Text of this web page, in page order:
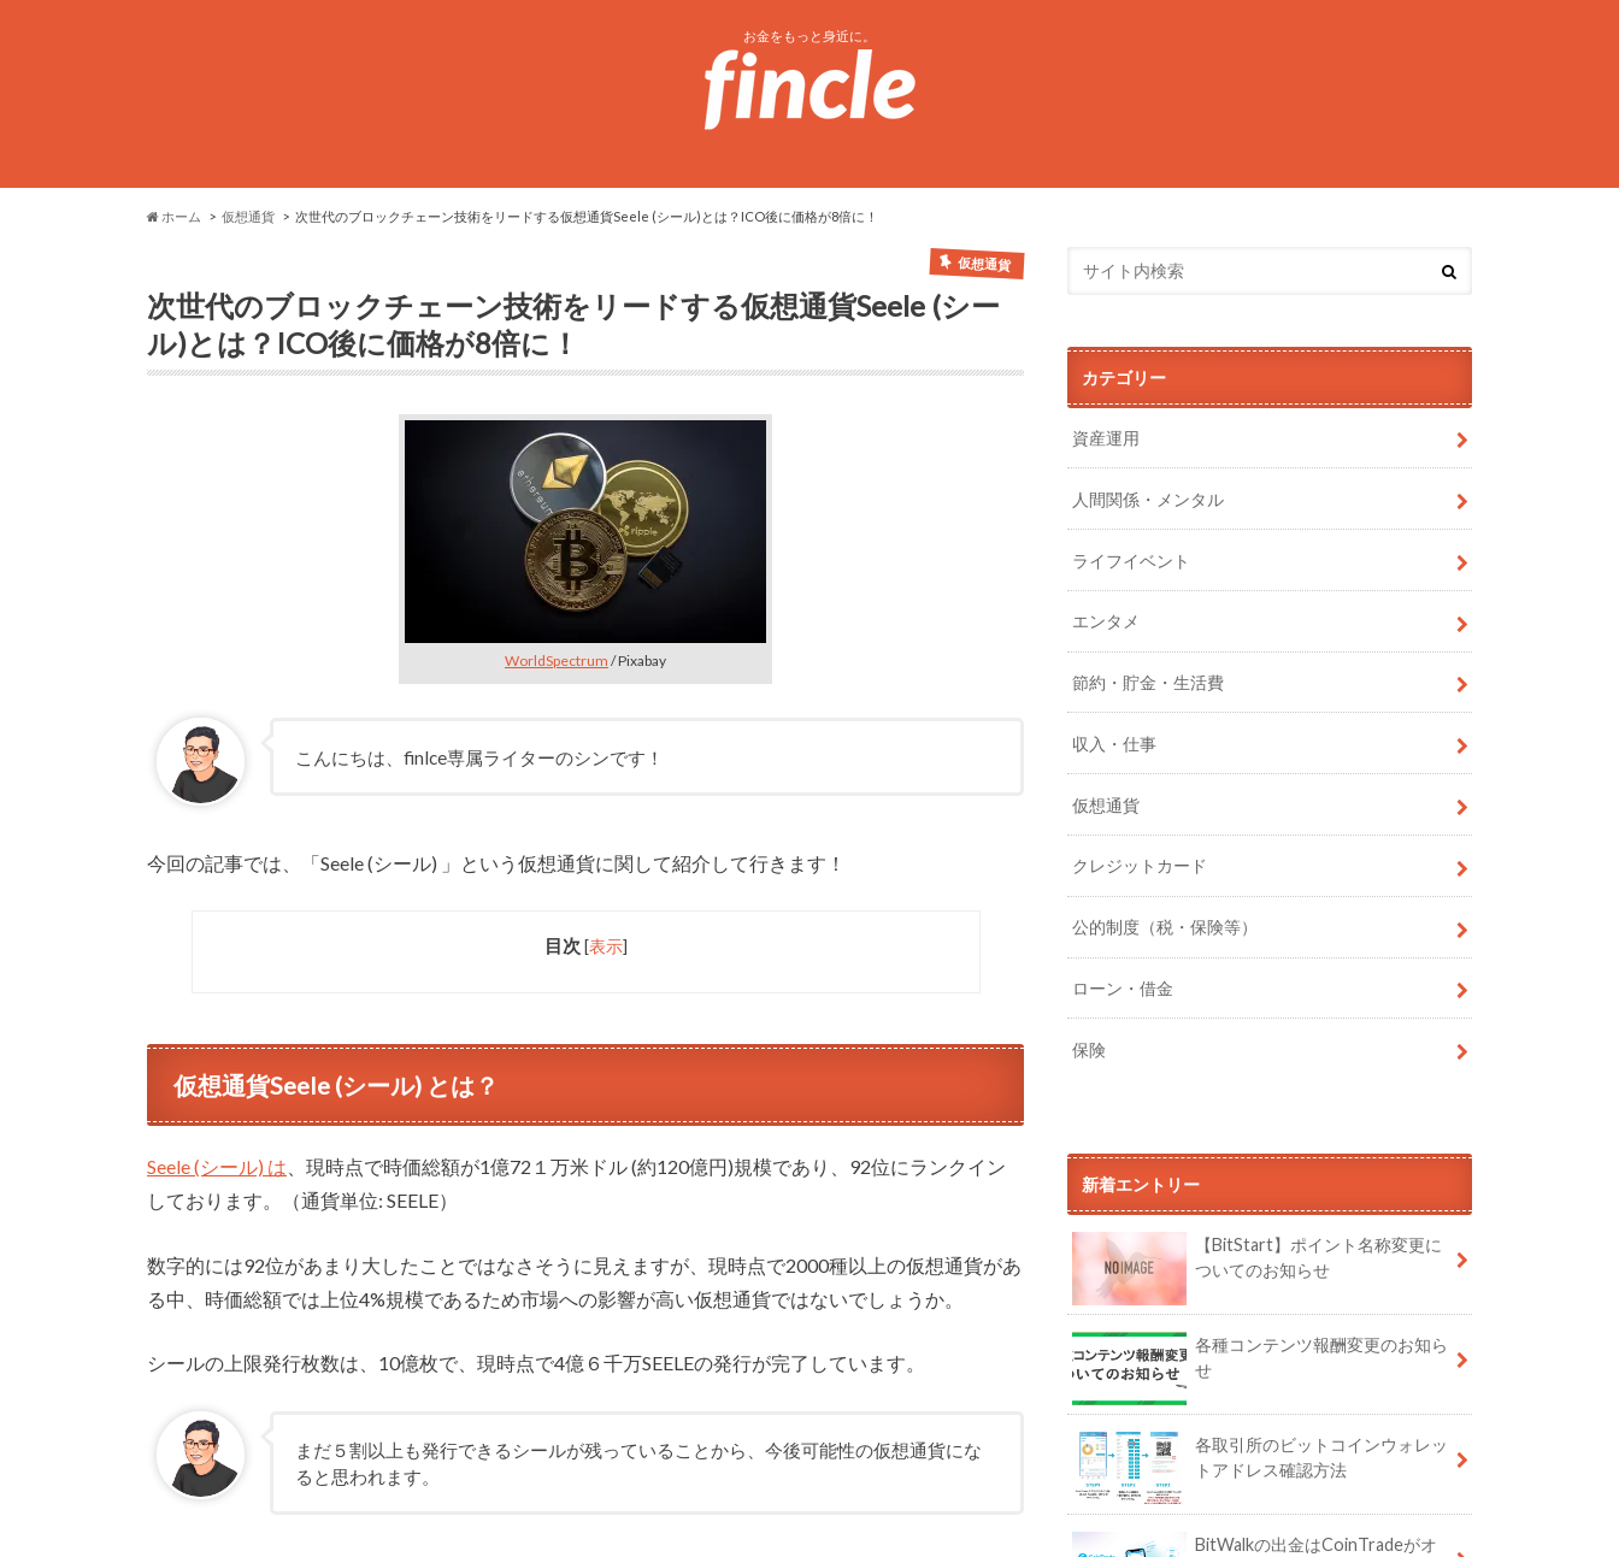
お金をもっと身近に。
ホーム 仮想通貨 次世代のブロックチェーン技術をリードする仮想通貨Seele (シール)とは？ICO後に価格が8倍に！
仮想通貨
次世代のブロックチェーン技術をリードする仮想通貨Seele (シー
ル)とは？ICO後に価格が8倍に！
WorldSpectrum / Pixabay
こんにちは、finlce専属ライターのシンです！
今回の記事では、「Seele (シール) 」という仮想通貨に関して紹介して行きます！
目次 [表示]
仮想通貨Seele (シール) とは？
Seele (シール) は 、現時点で時価総額が1億72１万米ドル (約120億円)規模であり、92位にランクイン
しております。（通貨単位: SEELE）
数字的には92位があまり大したことではなさそうに見えますが、現時点で2000種以上の仮想通貨があ
る中、時価総額では上位4%規模であるため市場への影響が高い仮想通貨ではないでしょうか。
シールの上限発行枚数は、10億枚で、現時点で4億６千万SEELEの発行が完了しています。
まだ５割以上も発行できるシールが残っていることから、今後可能性の仮想通貨にな
ると思われます。
カテゴリー
資産運用
人間関係・メンタル
ライフイベント
エンタメ
節約・貯金・生活費
収入・仕事
仮想通貨
クレジットカード
公的制度（税・保険等）
ローン・借金
保険
新着エントリー
【BitStart】ポイント名称変更に
ついてのお知らせ
各種コンテンツ報酬変更のお知ら
せ
各取引所のビットコインウォレッ
トアドレス確認方法
BitWalkの出金はCoinTradeがオ